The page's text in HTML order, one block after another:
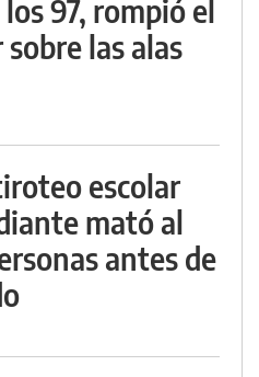
97, rompió el
las alas
escolar
mató al
antes de